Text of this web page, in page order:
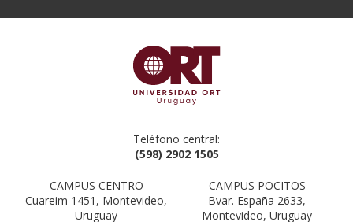
Teléfono central:
(598) 2902 1505
CAMPUS CENTRO
Cuareim 1451, Montevideo,
Uruguay
CAMPUS POCITOS
Bvar. España 2633,
Montevideo, Uruguay